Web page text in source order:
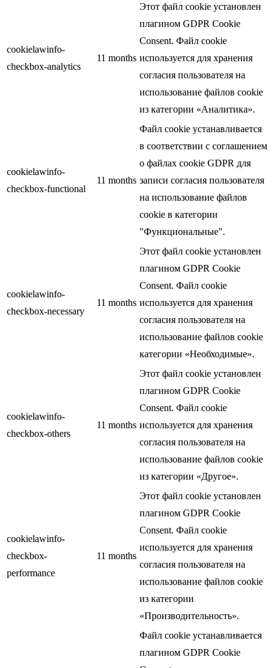
cookielawinfo-
checkbox-analytics
11 months
Этот файл cookie установлен
плагином GDPR Cookie
Consent. Файл cookie
используется для хранения
согласия пользователя на
использование файлов cookie
из категории «Аналитика».
cookielawinfo-
checkbox-functional
11 months
Файл cookie устанавливается
в соответствии с соглашением
о файлах cookie GDPR для
записи согласия пользователя
на использование файлов
cookie в категории
"Функциональные".
cookielawinfo-
checkbox-necessary
11 months
Этот файл cookie установлен
плагином GDPR Cookie
Consent. Файл cookie
используется для хранения
согласия пользователя на
использование файлов cookie
категории «Необходимые».
cookielawinfo-
checkbox-others
11 months
Этот файл cookie установлен
плагином GDPR Cookie
Consent. Файл cookie
используется для хранения
согласия пользователя на
использование файлов cookie
из категории «Другое».
cookielawinfo-
checkbox-
performance
11 months
Этот файл cookie установлен
плагином GDPR Cookie
Consent. Файл cookie
используется для хранения
согласия пользователя на
использование файлов cookie
из категории
«Производительность».
Файл cookie устанавливается
плагином GDPR Cookie